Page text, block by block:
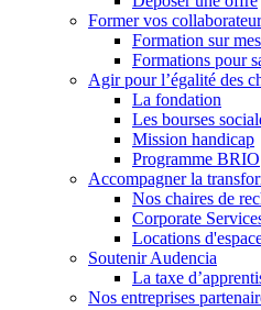
Former vos
Formation sur
Formations pour
Agir pour l’égalité des
La fondation
Les bourses
Mission handicap
Programme BRIO
Accompagner la
Nos chaires de
Corporate
Locations
Soutenir Audencia
La taxe
Nos entreprises